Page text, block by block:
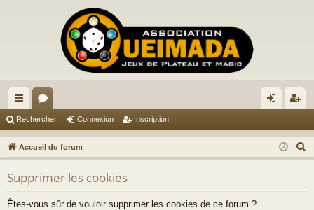
ac
co
ur
ci
s
or
u
m
s
ne
xi
cri
pti
Rechercher Connexion Inscription
Accueil du forum
e
Supprimer les cookies
Êtes-vous sûr de vouloir supprimer les cookies de ce forum ?